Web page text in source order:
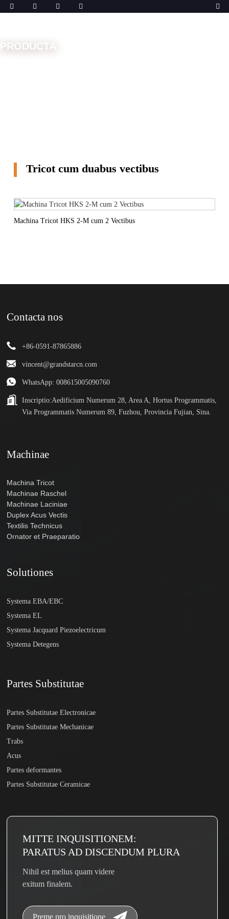
PRODUCTA
Tricot cum duabus vectibus
Machina Tricot HKS 2-M cum 2 Vectibus
Contacta nos
+86-0591-87865886
vincent@grandstarcn.com
WhatsApp: 008615005090760
Inscriptio:Aedificium Numerum 28, Area A, Hortus Programmatis,
Via Programmatis Numerum 89, Fuzhou, Provincia Fujian, Sina.
Machinae
Machina Tricot
Machinae Raschel
Machinae Laciniae
Duplex Acus Vectis
Textilis Technicus
Ornator et Praeparatio
Solutiones
Systema EBA/EBC
Systema EL
Systema Jacquard Piezoelectricum
Systema Detegens
Partes Substitutae
Partes Substitutae Electronicae
Partes Substitutae Mechanicae
Trabs
Acus
Partes deformantes
Partes Substitutae Ceramicae
MITTE INQUISITIONEM:
PARATUS AD DISCENDUM PLURA
Nihil est melius quam videre
exitum finalem.
Preme pro inquisitione